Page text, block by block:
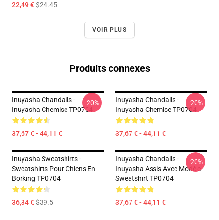
22,49 €$24.45
VOIR PLUS
Produits connexes
Inuyasha Chandails -
Inuyasha Chemise TP0704
37,67 € - 44,11 €
-20%
Inuyasha Chandails -
Inuyasha Chemise TP0704
37,67 € - 44,11 €
-20%
Inuyasha Sweatshirts -
Sweatshirts Pour Chiens En
Borking TP0704
36,34 €$39.5
Inuyasha Chandails -
Inuyasha Assis Avec Modèle
Sweatshirt TP0704
37,67 € - 44,11 €
-20%